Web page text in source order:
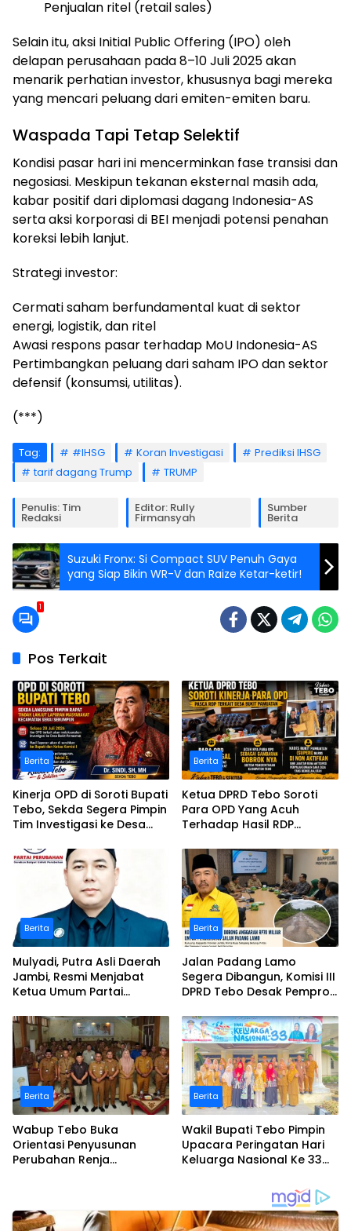
Penjualan ritel (retail sales)
Selain itu, aksi Initial Public Offering (IPO) oleh
delapan perusahaan pada 8–10 Juli 2025 akan
menarik perhatian investor, khususnya bagi mereka
yang mencari peluang dari emiten-emiten baru.
Waspada Tapi Tetap Selektif
Kondisi pasar hari ini mencerminkan fase transisi dan
negosiasi. Meskipun tekanan eksternal masih ada,
kabar positif dari diplomasi dagang Indonesia-AS
serta aksi korporasi di BEI menjadi potensi penahan
koreksi lebih lanjut.
Strategi investor:
Cermati saham berfundamental kuat di sektor
energi, logistik, dan ritel
Awasi respons pasar terhadap MoU Indonesia-AS
Pertimbangkan peluang dari saham IPO dan sektor
defensif (konsumsi, utilitas).
(***)
Tag: #IHSG Koran Investigasi
Prediksi IHSG
tarif dagang Trump
TRUMP
Penulis: Tim
Redaksi
Editor: Rully
Firmansyah
Sumber
Berita
Suzuki Fronx: Si Compact SUV Penuh Gaya
yang Siap Bikin WR-V dan Raize Ketar-ketir!
1
Pos Terkait
Berita
Kinerja OPD di Soroti Bupati
Tebo, Sekda Segera Pimpin
Tim Investigasi ke Desa
serumpun
Berita
Ketua DPRD Tebo Soroti
Para OPD Yang Acuh
Terhadap Hasil RDP
Pamuatan
Berita
Mulyadi, Putra Asli Daerah
Jambi, Resmi Menjabat
Ketua Umum Partai
Perwakilan ASEAN Partai
Perubahan di Malaysia
Berita
Jalan Padang Lamo
Segera Dibangun, Komisi III
DPRD Tebo Desak Pemprov
Anggaran Rp70 Miliar
Berita
Wabup Tebo Buka
Orientasi Penyusunan
Perubahan Renja
Berita
Wakil Bupati Tebo Pimpin
Upacara Peringatan Hari
Keluarga Nasional Ke 33